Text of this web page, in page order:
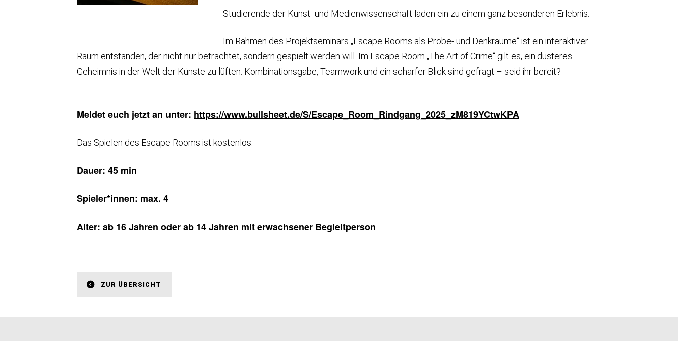
Studierende der Kunst- und Medienwissenschaft laden ein zu einem ganz besonderen Erlebnis:
Im Rahmen des Projektseminars „Escape Rooms als Probe- und Denkräume“ ist ein interaktiver
Raum entstanden, der nicht nur betrachtet, sondern gespielt werden will. Im Escape Room „The Art of Crime“ gilt es, ein düsteres
Geheimnis in der Welt der Künste zu lüften. Kombinationsgabe, Teamwork und ein scharfer Blick sind gefragt – seid ihr bereit?
Meldet euch jetzt an unter: https://www.bullsheet.de/S/Escape_Room_Rindgang_2025_zM819YCtwKPA
Das Spielen des Escape Rooms ist kostenlos.
Dauer: 45 min
Spieler*innen: max. 4
Alter: ab 16 Jahren oder ab 14 Jahren mit erwachsener Begleitperson
ZUR ÜBERSICHT